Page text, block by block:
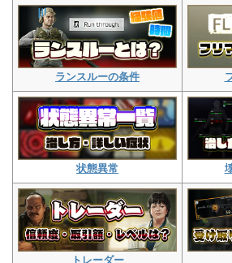
ランスルーの条件
状態異常
トレーダー